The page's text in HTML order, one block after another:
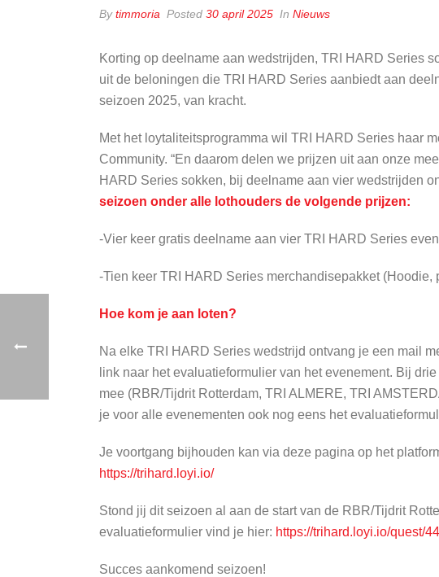
Bytimmoria Posted 30 april 2025 In Nieuws
Korting op deelname aan wedstrijden, TRI HARD Series
uit de beloningen die TRI HARD Series aanbiedt aan
seizoen 2025, van kracht.
Met het loytaliteitsprogramma wil TRI HARD Series haar
Community. “En daarom delen we prijzen uit aan onze
HARD Series sokken, bij deelname aan vier wedstrijden
seizoen onder alle lothouders de volgende prijzen:
-Vier keer gratis deelname aan vier TRI HARD Series
-Tien keer TRI HARD Series merchandisepakket (Hoodie,
Hoe kom je aan loten?
Na elke TRI HARD Series wedstrijd ontvang je een mail
link naar het evaluatieformulier van het evenement. Bij
mee (RBR/Tijdrit Rotterdam, TRI ALMERE, TRI
je voor alle evenementen ook nog eens het
Je voortgang bijhouden kan via deze pagina op het
https://trihard.loyi.io/
Stond jij dit seizoen al aan de start van de RBR/Tijdrit
evaluatieformulier vind je hier: https://trihard.loyi.io/quest/
Succes aankomend seizoen!